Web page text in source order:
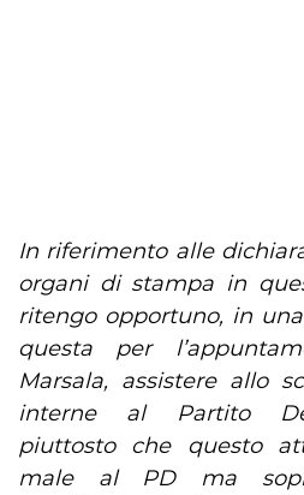
In riferimento alle
organi di stampa in
ritengo opportuno, in
questa per
Marsala, assistere allo
interne al Partito
piuttosto che questo
male al PD ma